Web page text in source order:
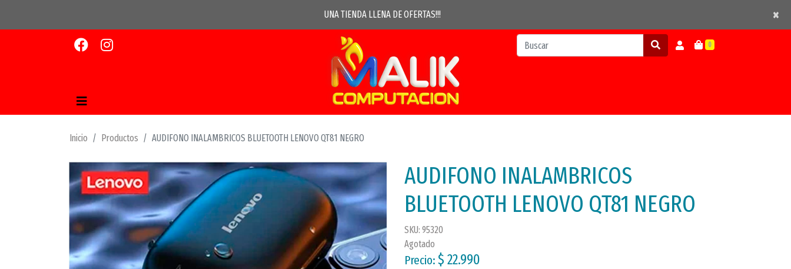
UNA TIENDA LLENA DE OFERTAS!!! ×
×
0
Inicio Productos AUDIFONO INALAMBRICOS BLUETOOTH LENOVO QT81 NEGRO
AUDIFONO INALAMBRICOS
BLUETOOTH LENOVO QT81 NEGRO
SKU: 95320
Agotado
Precio: $ 22.990